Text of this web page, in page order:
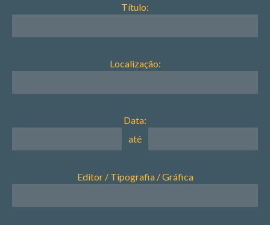
Título:
Localização:
Data:
até
Editor / Tipografia / Gráfica